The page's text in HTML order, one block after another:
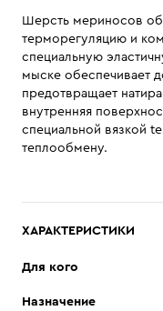
Шерсть мериносов
терморегуляцию и
специальную
мыске обеспечивает
предотвращает
внутренняя
специальной вязкой
теплообмену.
ХАРАКТЕРИСТИКИ
Для кого
Назначение